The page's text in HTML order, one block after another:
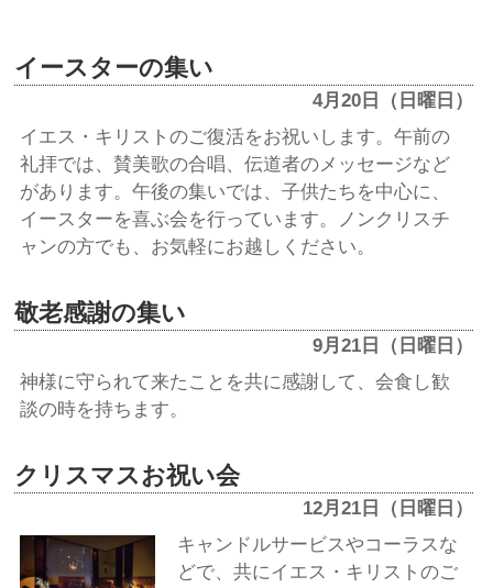
イースターの集い
4月20日（日曜日）
イエス・キリストのご復活をお祝いします。午前の
礼拝では、賛美歌の合唱、伝道者のメッセージなど
があります。午後の集いでは、子供たちを中心に、
イースターを喜ぶ会を行っています。ノンクリスチ
ャンの方でも、お気軽にお越しください。
敬老感謝の集い
9月21日（日曜日）
神様に守られて来たことを共に感謝して、会食し歓
談の時を持ちます。
クリスマスお祝い会
12月21日（日曜日）
キャンドルサービスやコーラスな
どで、共にイエス・キリストのご